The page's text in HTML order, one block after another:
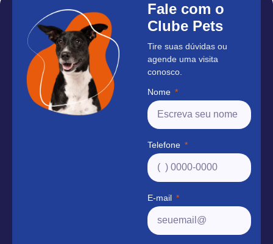
Fale com o
Clube Pets
Tire suas dúvidas ou
agende uma visita
conosco.
Nome
Telefone
E-mail